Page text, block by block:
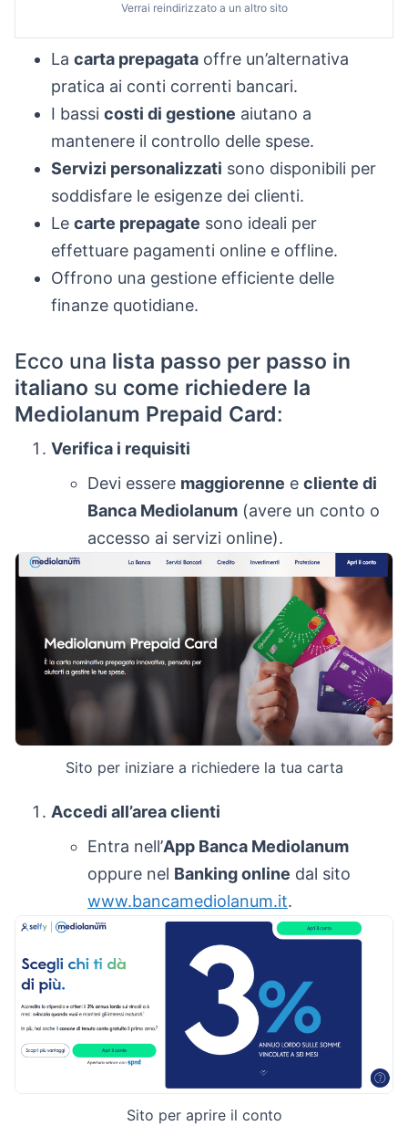
Verrai reindirizzato a un altro sito
La carta prepagata offre un’alternativa
pratica ai conti correnti bancari.
I bassi costi di gestione aiutano a
mantenere il controllo delle spese.
Servizi personalizzati sono disponibili per
soddisfare le esigenze dei clienti.
Le carte prepagate sono ideali per
effettuare pagamenti online e offline.
Offrono una gestione efficiente delle
finanze quotidiane.
Ecco una lista passo per passo in
italiano su come richiedere la
Mediolanum Prepaid Card:
Verifica i requisiti
Devi essere maggiorenne e cliente di
Banca Mediolanum (avere un conto o
accesso ai servizi online).
Sito per iniziare a richiedere la tua carta
Accedi all’area clienti
Entra nell’App Banca Mediolanum
oppure nel Banking online dal sito
www.bancamediolanum.it.
Sito per aprire il conto